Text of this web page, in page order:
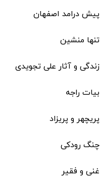
پیش درامد اصفهان
تنها منشین
زندگی و آثار علی تجویدی
بیات راجه
پریچهر و پریزاد
چنگ رودکی
غنی و فقیر